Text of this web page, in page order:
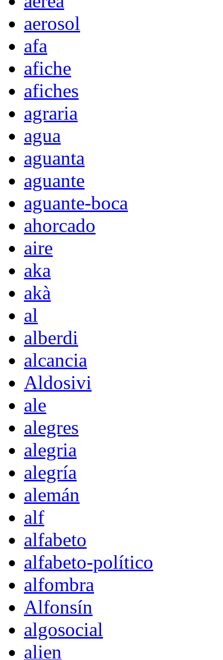
aerosol
afa
afiche
afiches
agraria
agua
aguanta
aguante
aguante-boca
ahorcado
aire
aka
akà
al
alberdi
alcancia
Aldosivi
ale
alegres
alegria
alegría
alemán
alf
alfabeto
alfabeto-político
alfombra
Alfonsín
algosocial
alien